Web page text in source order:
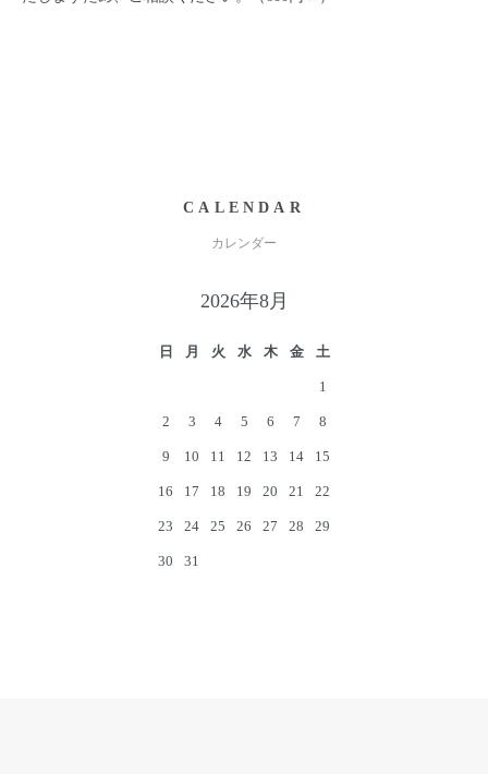
CALENDAR
カレンダー
2026年8月
日 月 火 水 木 金 土
1
2 3 4 5 6 7 8
9 10 11 12 13 14 15
16 17 18 19 20 21 22
23 24 25 26 27 28 29
30 31